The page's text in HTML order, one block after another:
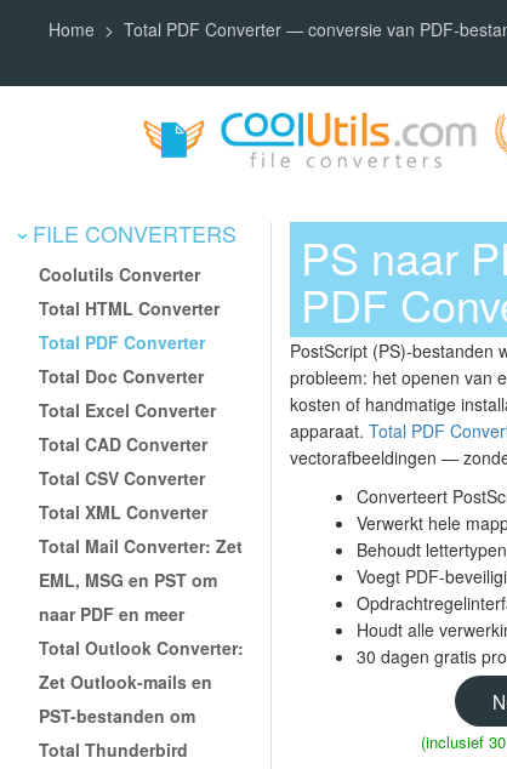
Home Total PDF Converter — conversie van PDF-
FILE CONVERTERS
Coolutils Converter
Total HTML Converter
Total PDF Converter
Total Doc Converter
Total Excel Converter
Total CAD Converter
Total CSV Converter
Total XML Converter
Total Mail Converter: Zet
EML, MSG en PST om
naar PDF en meer
Total Outlook Converter:
Zet Outlook-mails en
PST-bestanden om
Total Thunderbird
PS naar
PDF
PostScript (PS)-bestanden
probleem: het openen van
kosten of handmatige
apparaat. Total PDF
vectorafbeeldingen —
Converteert
Verwerkt hele
Behoudt
Voegt PDF-
Houdt alle
30 dagen gratis
(inclusief